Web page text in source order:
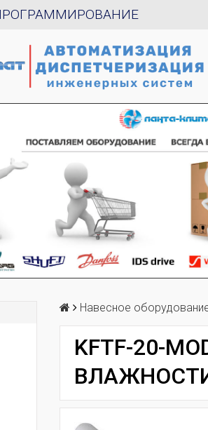
Навесное
KFTF-20-
ВЛАЖНОСТИ